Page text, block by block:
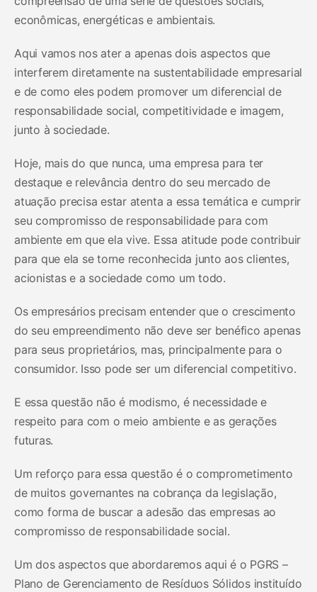
econômicas, energéticas e ambientais.
Aqui vamos nos ater a apenas dois aspectos que
interferem diretamente na sustentabilidade empresarial
e de como eles podem promover um diferencial de
responsabilidade social, competitividade e imagem,
junto à sociedade.
Hoje, mais do que nunca, uma empresa para ter
destaque e relevância dentro do seu mercado de
atuação precisa estar atenta a essa temática e cumprir
seu compromisso de responsabilidade para com
ambiente em que ela vive. Essa atitude pode contribuir
para que ela se torne reconhecida junto aos clientes,
acionistas e a sociedade como um todo.
Os empresários precisam entender que o crescimento
do seu empreendimento não deve ser benéfico apenas
para seus proprietários, mas, principalmente para o
consumidor. Isso pode ser um diferencial competitivo.
E essa questão não é modismo, é necessidade e
respeito para com o meio ambiente e as gerações
futuras.
Um reforço para essa questão é o comprometimento
de muitos governantes na cobrança da legislação,
como forma de buscar a adesão das empresas ao
compromisso de responsabilidade social.
Um dos aspectos que abordaremos aqui é o PGRS –
Plano de Gerenciamento de Resíduos Sólidos instituído